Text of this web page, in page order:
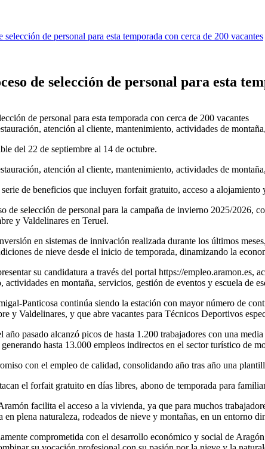
de personal para esta temporada con cerca de 200 vacantes
de selección de personal para esta
atención al cliente, mantenimiento, actividades de
del 22 de septiembre al 14 de octubre.
atención al cliente, mantenimiento, actividades de
de beneficios que incluyen forfait gratuito, acceso a alojamiento
de selección de personal para la campaña de invierno 2025/2026,
y Valdelinares en Teruel.
en sistemas de innivación realizada durante los últimos
de nieve desde el inicio de temporada, dinamizando la
su candidatura a través del portal https://
en montaña, servicios, gestión de eventos y escuela de
Panticosa continúa siendo la estación con mayor número de
y Valdelinares, y que abre vacantes para Técnicos Deportivos
pasado alcanzó picos de hasta 1.200 trabajadores con una
hasta 13.000 empleos indirectos en el sector turístico de
con el empleo de calidad, consolidando año tras año una
el forfait gratuito en días libres, abono de temporada para
facilita el acceso a la vivienda, ya que para muchos
plena naturaleza, rodeados de nieve y montañas, en un entorno
comprometida con el desarrollo económico y social de